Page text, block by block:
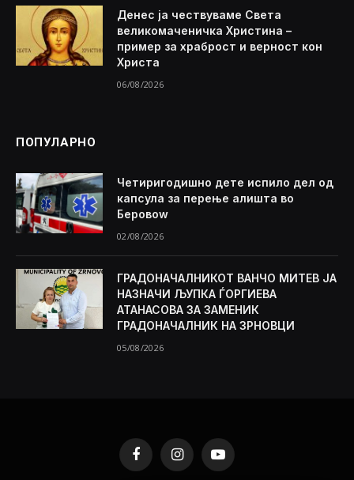
Денес ја чествуваме Света
великомаченичка Христина –
пример за храброст и верност кон
Христа
06/08/2026
ПОПУЛАРНО
Четиригодишно дете испило дел од
капсула за перење алишта во
Беровоw
02/08/2026
ГРАДОНАЧАЛНИКОТ ВАНЧО МИТЕВ ЈА
НАЗНАЧИ ЉУПКА ЃОРГИЕВА
АТАНАСОВА ЗА ЗАМЕНИК
ГРАДОНАЧАЛНИК НА ЗРНОВЦИ
05/08/2026
FacebookInstagramYouTube